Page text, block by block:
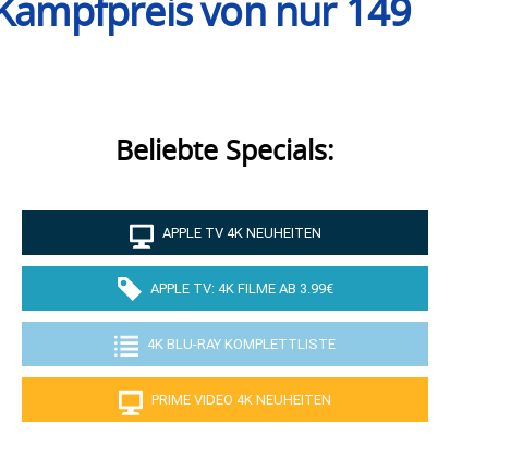
von nur 149
Beliebte Specials:
APPLE TV 4K NEUHEITEN
APPLE TV: 4K FILME AB 3.99€
4K BLU-RAY KOMPLETTLISTE
PRIME VIDEO 4K NEUHEITEN